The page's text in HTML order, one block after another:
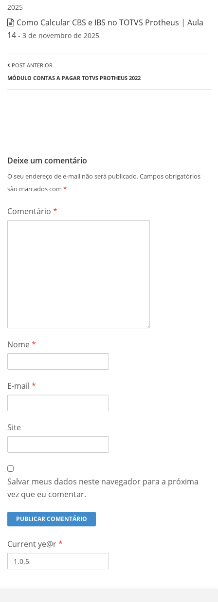
2025
Como Calcular CBS e IBS no TOTVS Protheus | Aula
14 - 3 de novembro de 2025
POST ANTERIOR
MÓDULO CONTAS A PAGAR TOTVS PROTHEUS 2022
Deixe um comentário
O seu endereço de e-mail não será publicado.Campos obrigatórios
são marcados com *
Comentário *
Nome*
E-mail *
Site
Salvar meus dados neste navegador para a próxima
vez que eu comentar.
Current ye@r*